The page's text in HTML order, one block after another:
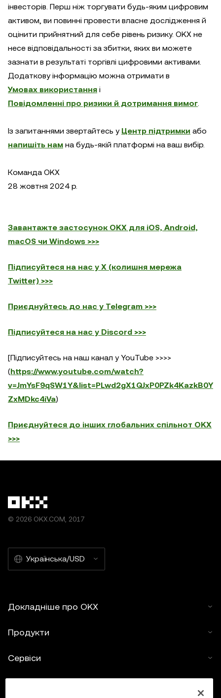
інвесторів. Перш ніж торгувати будь-яким цифровим
активом, ви повинні провести власне дослідження й
оцінити прийнятний для себе рівень ризику. OKX не
несе відповідальності за збитки, яких ви можете
зазнати в результаті торгівлі цифровими активами.
Додаткову інформацію можна отримати в
Умовах використання і
Повідомленні про ризики й дотримання вимог.
Із запитаннями звертайтесь у Центр підтримки або
напишіть нам на будь-якій платформі на ваш вибір.
Команда OKX
28 жовтня 2024 р.
Завантажте застосунок OKX для iOS, Android,
macOS чи Windows >>>
Підписуйтеся на нас у X (колишня мережа
Twitter) >>>
Приєднуйтесь до нас у Telegram >>>
Підписуйтеся на нас у Discord >>>
[Підписуйтесь на наш канал у YouTube >>>>
(https://www.youtube.com/watch?
v=JmYsF9qSW1Y&list=PLwd2gX1QJxP0PZk4KazkB0Y
ZxMDkc4iVa)
Приєднуйтеся до інших глобальних спільнот OKX
>>>
© 2026 OKX.COM, 2017
Українська/USD
Докладніше про OKX
Продукти
Сервіси